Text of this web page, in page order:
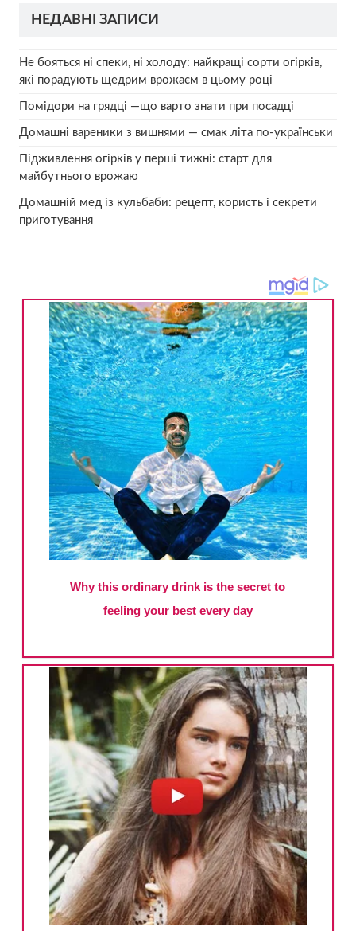
НЕДАВНІ ЗАПИСИ
Не бояться ні спеки, ні холоду: найкращі сорти огірків,
які порадують щедрим врожаєм в цьому році
Помідори на грядці —що варто знати при посадці
Домашні вареники з вишнями — смак літа по-українськи
Підживлення огірків у перші тижні: старт для
майбутнього врожаю
Домашній мед із кульбаби: рецепт, користь і секрети
приготування